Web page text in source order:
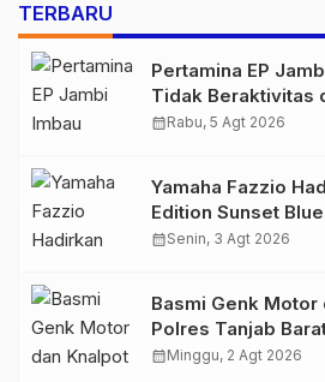
TERBARU
Pertamina EP
Tidak Beraktivitas
Migas Demi
calendar_monthRabu, 5 Agt 2026
Yamaha Fazzio
Edition Sunset
Retro Summer
calendar_monthSenin, 3 Agt 2026
Basmi Genk Motor
Polres Tanjab
Kendaraan
calendar_monthMinggu, 2 Agt 2026